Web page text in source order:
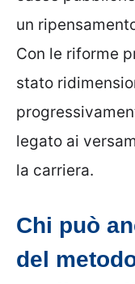
un
Con le riforme
stato
legato ai
la carriera.
Chi può
del